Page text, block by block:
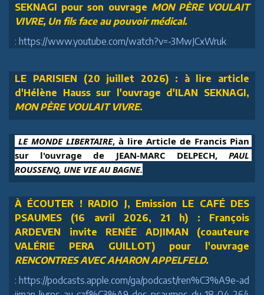
SEKNAGI pour son ouvrage MON PÈRE VOULAIT
VIVRE, Un fils face au pouvoir médical.
: https://www.youtube.com/watch?v=-3MwJCxWruk
LE PARISIEN (20 juillet 2026) : à lire article
d'Hélène Hauss sur l'ouvrage d'ILAN SEKNAGI,
MON PÈRE VOULAIT VIVRE.
LE MONDE LIBERTAIRE, à lire Article de Francis Pian
sur l'ouvrage de JEAN-MARC DELPECH, PAUL
ROUSSENQ, UNE VIE AU BAGNE.
À ÉCOUTER ! RADIO J, Emission LE CAFÉ DES
PSAUMES (16 avril 2026, 21 h) : François
ARDEVEN invite RENÉE ADJIMAN (coauteure
VALÉRIE PERA GUILLOT) pour l'ouvrage
RENCONTRES AVEC AHARON APPELFELD.
: https://podcasts.apple.com/ga/podcast/ren%C3%A9e-ad